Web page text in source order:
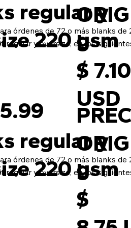
L
$ 7.10
USD
regular y
220 gsm
órdenes de 72 o más blanks de
regular y oversize, en los
L
$
regular y
220 gsm
órdenes de 72 o más blanks de
regular y oversize, en los